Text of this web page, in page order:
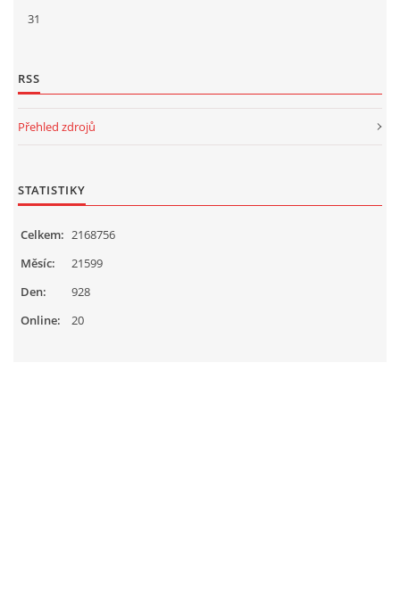
31
RSS
Přehled zdrojů
STATISTIKY
Online: 20
Celkem: 2168756
Měsíc:
21599
Den:
928